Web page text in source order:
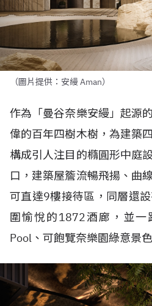
（圖片提供：安縵 Aman）
作為「曼谷奈樂安縵」起源
偉的百年四樹木樹，為建築
構成引人注目的橢圓形中庭
口，建築屋簷流暢飛揚、曲
可直達9樓接待區，同層還
圍愉悅的1872酒廊，並一
Pool 、可飽覽奈樂園綠意景